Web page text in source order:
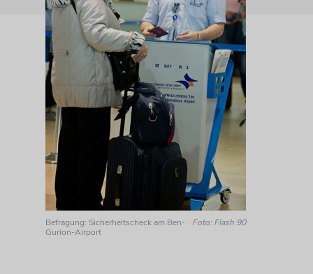
Befragung: Sicherheitscheck am Ben-
Gurion-Airport
Foto: Flash 90